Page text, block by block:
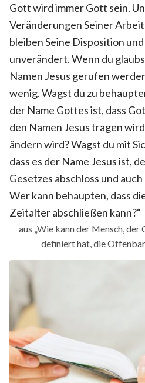
Gott wird immer Gott sein.
Veränderungen Seiner Arbeit
bleiben Seine Disposition
unverändert. Wenn du
Namen Jesus gerufen
wenig. Wagst du zu
der Name Gottes ist, dass
den Namen Jesus tragen
ändern wird? Wagst du mit
dass es der Name Jesus ist,
Gesetzes abschloss und
Wer kann behaupten, dass
Zeitalter abschließen kann?“
aus „Wie kann der Mensch,
definiert hat, die